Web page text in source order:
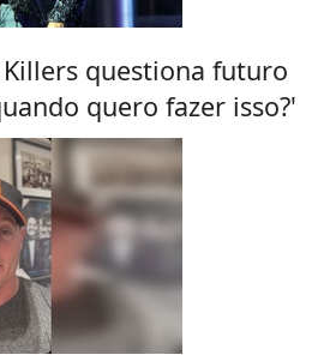
questiona futuro
quero fazer isso?'